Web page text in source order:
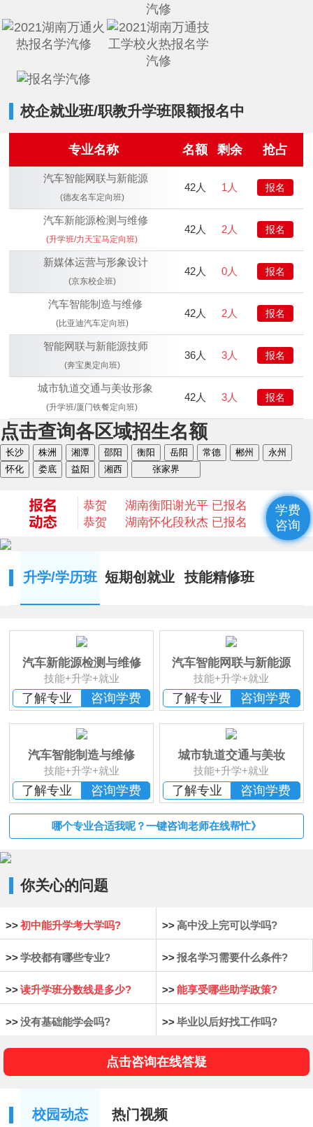
校企就业班/职教升学班限额报名中
专业名称 名额 剩余 抢占
汽车智能网联与新能源
(德友名车定向班)
42人 1人 报名
汽车新能源检测与维修
(升学班/力天宝马定向班)
42人 2人 报名
新媒体运营与形象设计
(京东校企班)
42人 0人 报名
汽车智能制造与维修
(比亚迪汽车定向班)
42人 2人 报名
智能网联与新能源技师
(奔宝奥定向班)
36人 3人 报名
城市轨道交通与美妆形象
(升学班/厦门铁餐定向班)
42人 3人 报名
点击查询各区域招生名额
长沙 株洲 湘潭 邵阳 衡阳 岳阳 常德 郴州
永州
怀化
娄底 益阳 湘西 张家界
恭贺
恭贺
湖南益阳
恭贺
湖南湘西
何*凡 已报名
恭贺
湖南益阳卢*俊 已报名
恭贺
湖南长沙
李*辉 已报名
恭贺
恭贺
湖南郴州
恭贺
湖南益阳
苏*琮 已报名
恭贺
湖南衡阳谢光平 已报名
恭贺
湖南怀化
段秋杰 已报名
恭贺
恭贺
湖南益阳
恭贺
湖南湘西
何*凡 已报名
恭贺
湖南益阳卢*俊 已报名
恭贺
湖南长沙李*辉 已报名
恭贺
湖南邵阳杨*成 已报名
恭贺
湖南郴州刘* 已报名
恭贺
湖南衡阳谢光平 已报名
恭贺
湖南怀化段秋杰 已报名
升学/学历班 短期创就业
班
技能精修班
汽车新能源检测与维修
技能+升学+就业
了解专业 咨询学费
汽车智能网联与新能源
技能+升学+就业
了解专业 咨询学费
汽车智能制造与维修
技能+升学+就业
了解专业 咨询学费
城市轨道交通与美妆
技能+升学+就业
了解专业 咨询学费
哪个专业合适我呢？一键咨询老师在线帮忙》
你关心的问题
>> 初中能升学考大学吗? >> 高中没上完可以学吗?
>> 学校都有哪些专业? >> 报名学习需要什么条件?
>> 读升学班分数线是多少? >> 能享受哪些助学政策?
>> 没有基础能学会吗? >> 毕业以后好找工作吗?
点击咨询在线答疑
校园动态 热门视频
学费
咨询